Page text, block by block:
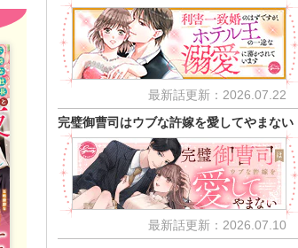
最新話更新：2026.07.22
完璧御曹司はウブな許嫁を愛してやまない
最新話更新：2026.07.10